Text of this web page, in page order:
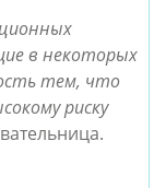
в некоторых
тем, что
риску